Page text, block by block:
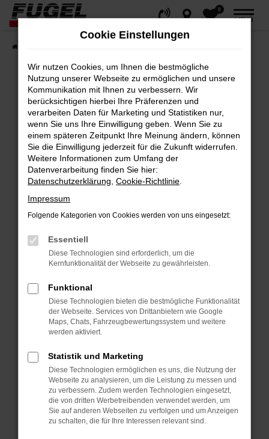
Zum
Hauptinhalt
springen
0
MENÜ
Fehler: Network Error
Beim Laden ist ein Fehler aufgetreten.
Hier sind ein paar Tipps, die dir helfen können:
Überprüfe deine Firewall und deine
Internetverbindung.
Laden andere Webseiten, zum Beispiel
deine Suchmaschine?
Prüfe deine Browsererweiterungen.
Manche Erweiterungen, wie Werbeblocker,
können das Laden bestimmter Seiten
anderen Browser oder in einem privaten
Fenster?
Starte dein Gerät neu.
vorübergehende Probleme zu beheben.
Stelle sicher, dass dein Browser und dein
Betriebssystem auf dem neuesten Stand
sind.
Veraltete Software birgt nicht nur ein
Cookie Einstellungen
Wir nutzen Cookies, um Ihnen die bestmögliche
Nutzung unserer Webseite zu ermöglichen und unsere
Kommunikation mit Ihnen zu verbessern. Wir
berücksichtigen hierbei Ihre Präferenzen und
verarbeiten Daten für Marketing und Statistiken nur,
wenn Sie uns Ihre Einwilligung geben. Wenn Sie zu
einem späteren Zeitpunkt Ihre Meinung ändern, können
Sie die Einwilligung jederzeit für die Zukunft widerrufen.
Weitere Informationen zum Umfang der
Datenverarbeitung finden Sie hier:
Datenschutzerklärung Cookie-Richtlinie
Impressum
Folgende Kategorien von Cookies werden von uns eingesetzt:
Essentiell
Diese Technologien sind erforderlich, um die
Kernfunktionalität der Webseite zu gewährleisten.
Funktional
Diese Technologien bieten die bestmögliche Funktionalität
der Webseite. Services von Drittanbietern wie Google
Maps, Chats, Fahrzeugbewertungssystem und weitere
werden aktiviert.
Statistik und Marketing
Diese Technologien ermöglichen es uns, die Nutzung der
Webseite zu analysieren, um die Leistung zu messen und
zu verbessern. Zudem werden Technologien eingesetzt,
die von dritten Werbetreibenden verwendet werden, um
Sie auf anderen Webseiten zu verfolgen und um Anzeigen
zu schalten, die für Ihre Interessen relevant sind.